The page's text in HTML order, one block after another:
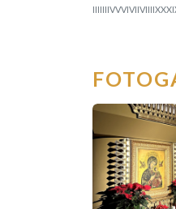
IIIIIIIVVVIVIIVIIIIXXXI